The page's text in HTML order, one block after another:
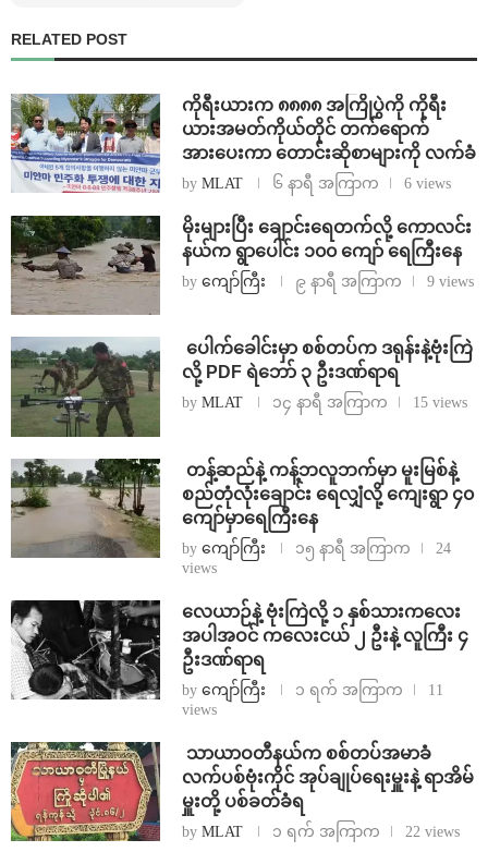
RELATED POST
ကိုရီးယားက ၈၈၈၈ အကြိုပွဲကို ကိုရီး
ယားအမတ်ကိုယ်တိုင် တက်ရောက်
အားပေးကာ တောင်းဆိုစာများကို လက်ခံ
by MLAT ၆ နာရီ အကြာက 6 views
⁨မိုးများပြီး ချောင်းရေတက်လို့ ကောလင်း
နယ်က ရွာပေါင်း ၁၀၀ ကျော် ရေကြီးနေ
by ကျော်ကြီး ၉ နာရီ အကြာက 9 views
⁩ ⁨ပေါက်ခေါင်းမှာ စစ်တပ်က ဒရုန်းနဲ့ဗုံးကြဲ
လို့ PDF ရဲဘော် ၃ ဦးဒဏ်ရာရ
by MLAT ၁၄ နာရီ အကြာက 15 views
⁩ ⁨တန့်ဆည်နဲ့ ကန့်ဘလူဘက်မှာ မူးမြစ်နဲ့
စည်တုံလုံးချောင်း ရေလျှံလို့ ကျေးရွာ ၄၀
ကျော်မှာရေကြီးနေ
by ကျော်ကြီး ၁၅ နာရီ အကြာက
24
views
⁨လေယာဉ်နဲ့ ဗုံးကြဲလို့ ၁ နှစ်သားကလေး
အပါအဝင် ကလေးငယ် ၂ ဦးနဲ့ လူကြီး ၄
ဦးဒဏ်ရာရ
by ကျော်ကြီး ၁ ရက် အကြာက
11
views
⁩ ⁨သာယာဝတီနယ်က စစ်တပ်အမာခံ
လက်ပစ်ဗုံးကိုင် အုပ်ချုပ်ရေးမှူးနဲ့ ရာအိမ်
မှူးတို့ ပစ်ခတ်ခံရ
by MLAT ၁ ရက် အကြာက 22 views